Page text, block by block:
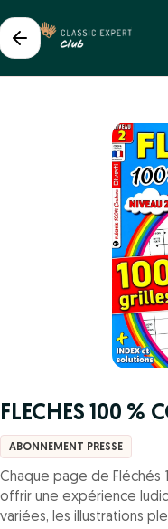
FLECHES 100 %
ABONNEMENT PRESSE
Chaque page de Fléchés
offrir une expérience
variées, les illustrations